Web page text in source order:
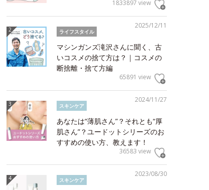
1833897 view
2025/12/11
ライフスタイル
マシンガンズ滝沢さんに聞く、古
いコスメの捨て方は？｜コスメの
断捨離・捨て方編
65891 view
2024/11/27
スキンケア
あなたは“薄肌さん”？それとも“厚
肌さん”？ユードットシリーズのお
すすめの使い方、教えます！
36583 view
2023/08/30
スキンケア